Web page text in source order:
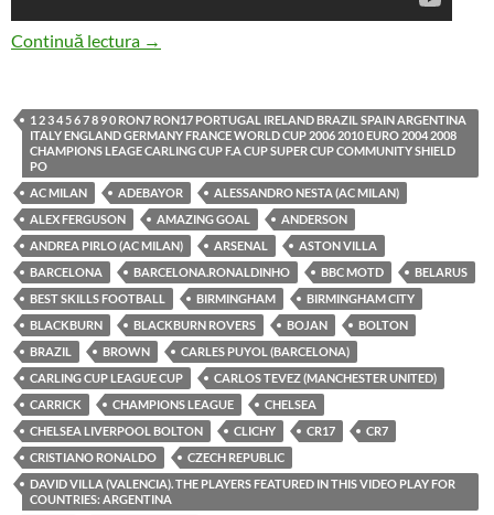
Continuă lectura Liber la antologat versuri care ne lasă cu gura
→
1 2 3 4 5 6 7 8 9 0 RON7 RON17 PORTUGAL IRELAND BRAZIL SPAIN ARGENTINA
ITALY ENGLAND GERMANY FRANCE WORLD CUP 2006 2010 EURO 2004 2008
CHAMPIONS LEAGE CARLING CUP F.A CUP SUPER CUP COMMUNITY SHIELD
PO
AC MILAN
ADEBAYOR
ALESSANDRO NESTA (AC MILAN)
ALEX FERGUSON
AMAZING GOAL
ANDERSON
ANDREA PIRLO (AC MILAN)
ARSENAL
ASTON VILLA
BARCELONA
BARCELONA.RONALDINHO BBC MOTD
BELARUS
BEST SKILLS FOOTBALL
BIRMINGHAM
BIRMINGHAM CITY
BLACKBURN
BLACKBURN ROVERS BOJAN
BOLTON
BRAZIL
BROWN
CARLES PUYOL (BARCELONA)
CARLING CUP LEAGUE CUP
CARLOS TEVEZ (MANCHESTER UNITED)
CARRICK
CHAMPIONS LEAGUE
CHELSEA
CHELSEA LIVERPOOL BOLTON
CLICHY CR17
CR7
CRISTIANO RONALDO
CZECH REPUBLIC
DAVID VILLA (VALENCIA). THE PLAYERS FEATURED IN THIS VIDEO PLAY FOR
COUNTRIES: ARGENTINA